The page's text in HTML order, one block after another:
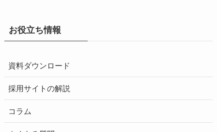
お役立ち情報
資料ダウンロード
採用サイトの解説
コラム